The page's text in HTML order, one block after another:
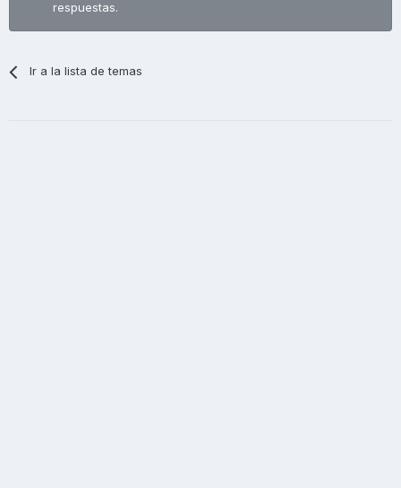
respuestas.
Ir a la lista de temas